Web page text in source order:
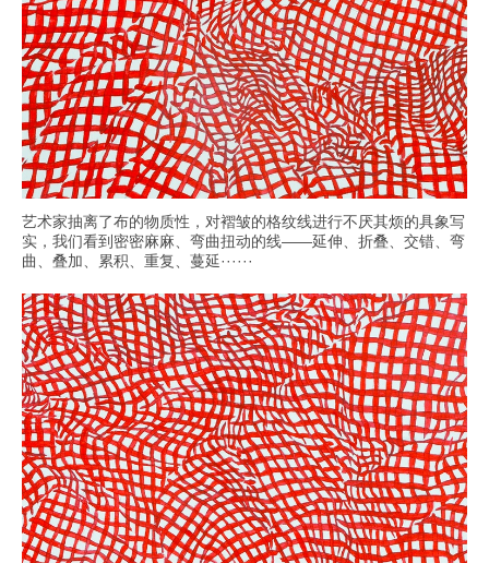
艺术家抽离了布的物质性，对褶皱的格纹线进行不厌其烦的具象写
实，我们看到密密麻麻、弯曲扭动的线——延伸、折叠、交错、弯
曲、叠加、累积、重复、蔓延······